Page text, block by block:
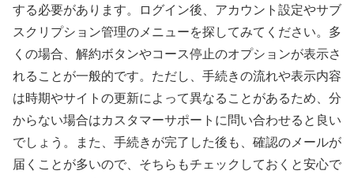
する必要があります。ログイン後、アカウント設定やサブ
スクリプション管理のメニューを探してみてください。多
くの場合、解約ボタンやコース停止のオプションが表示さ
れることが一般的です。ただし、手続きの流れや表示内容
は時期やサイトの更新によって異なることがあるため、分
からない場合はカスタマーサポートに問い合わせると良い
でしょう。また、手続きが完了した後も、確認のメールが
届くことが多いので、そちらもチェックしておくと安心で